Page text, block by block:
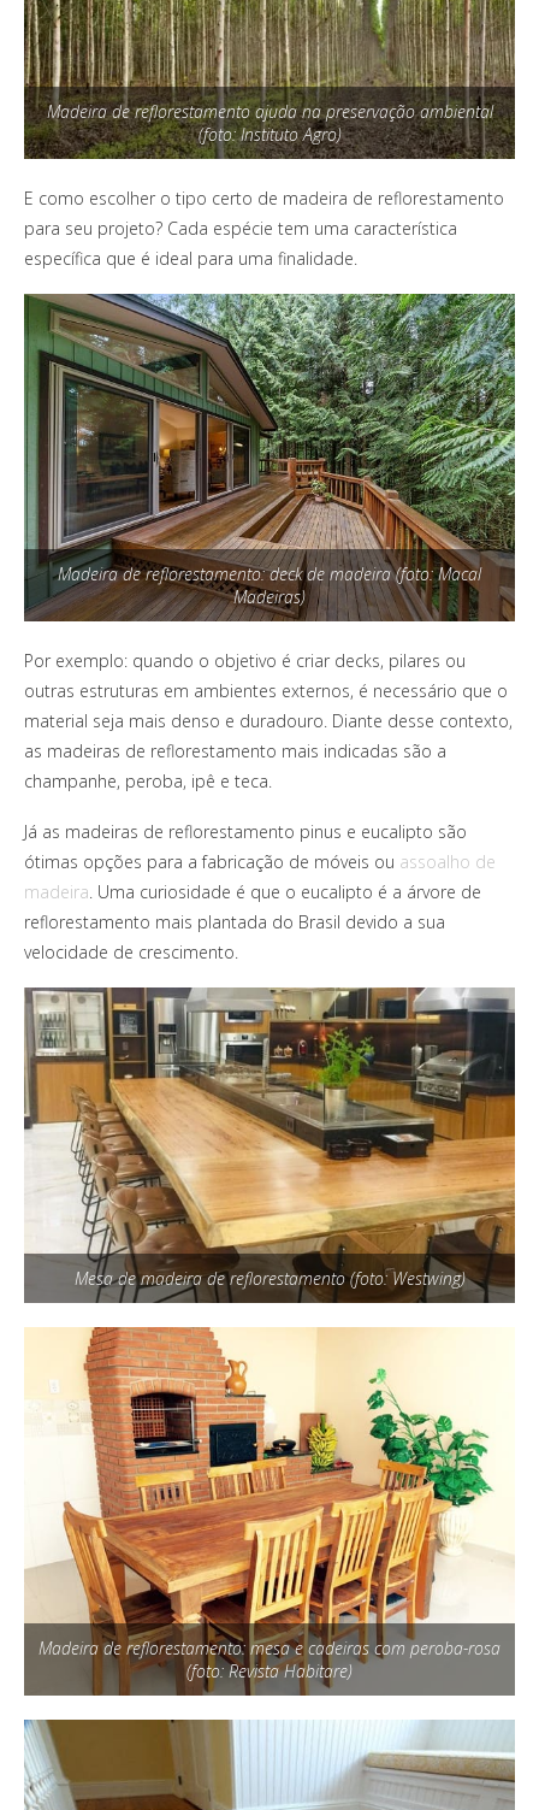
Madeira de reflorestamento ajuda na preservação ambiental
(foto: Instituto Agro)
E como escolher o tipo certo de madeira de reflorestamento
para seu projeto? Cada espécie tem uma característica
específica que é ideal para uma finalidade.
Madeira de reflorestamento: deck de madeira (foto: Macal
Madeiras)
Por exemplo: quando o objetivo é criar decks, pilares ou
outras estruturas em ambientes externos, é necessário que o
material seja mais denso e duradouro. Diante desse contexto,
as madeiras de reflorestamento mais indicadas são a
champanhe, peroba, ipê e teca.
Já as madeiras de reflorestamento pinus e eucalipto são
ótimas opções para a fabricação de móveis ou assoalho de
madeira. Uma curiosidade é que o eucalipto é a árvore de
reflorestamento mais plantada do Brasil devido a sua
velocidade de crescimento.
Mesa de madeira de reflorestamento (foto: Westwing)
Madeira de reflorestamento: mesa e cadeiras com peroba-rosa
(foto: Revista Habitare)